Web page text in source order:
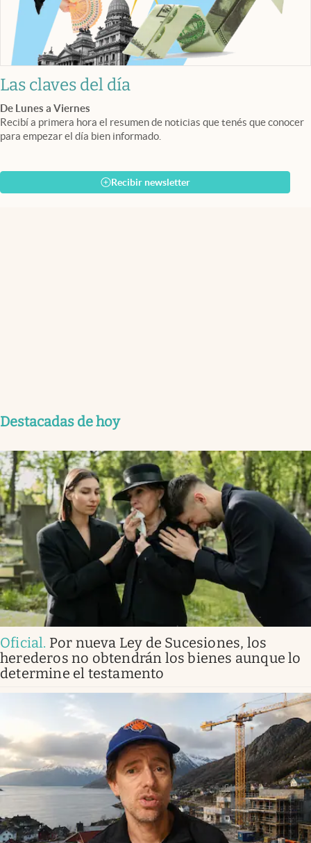
Las claves del día
De Lunes a Viernes
Recibí a primera hora el resumen de noticias que tenés que conocer
para empezar el día bien informado.
Recibir newsletter
Destacadas de hoy
Oficial. Por nueva Ley de Sucesiones, los
herederos no obtendrán los bienes aunque lo
determine el testamento